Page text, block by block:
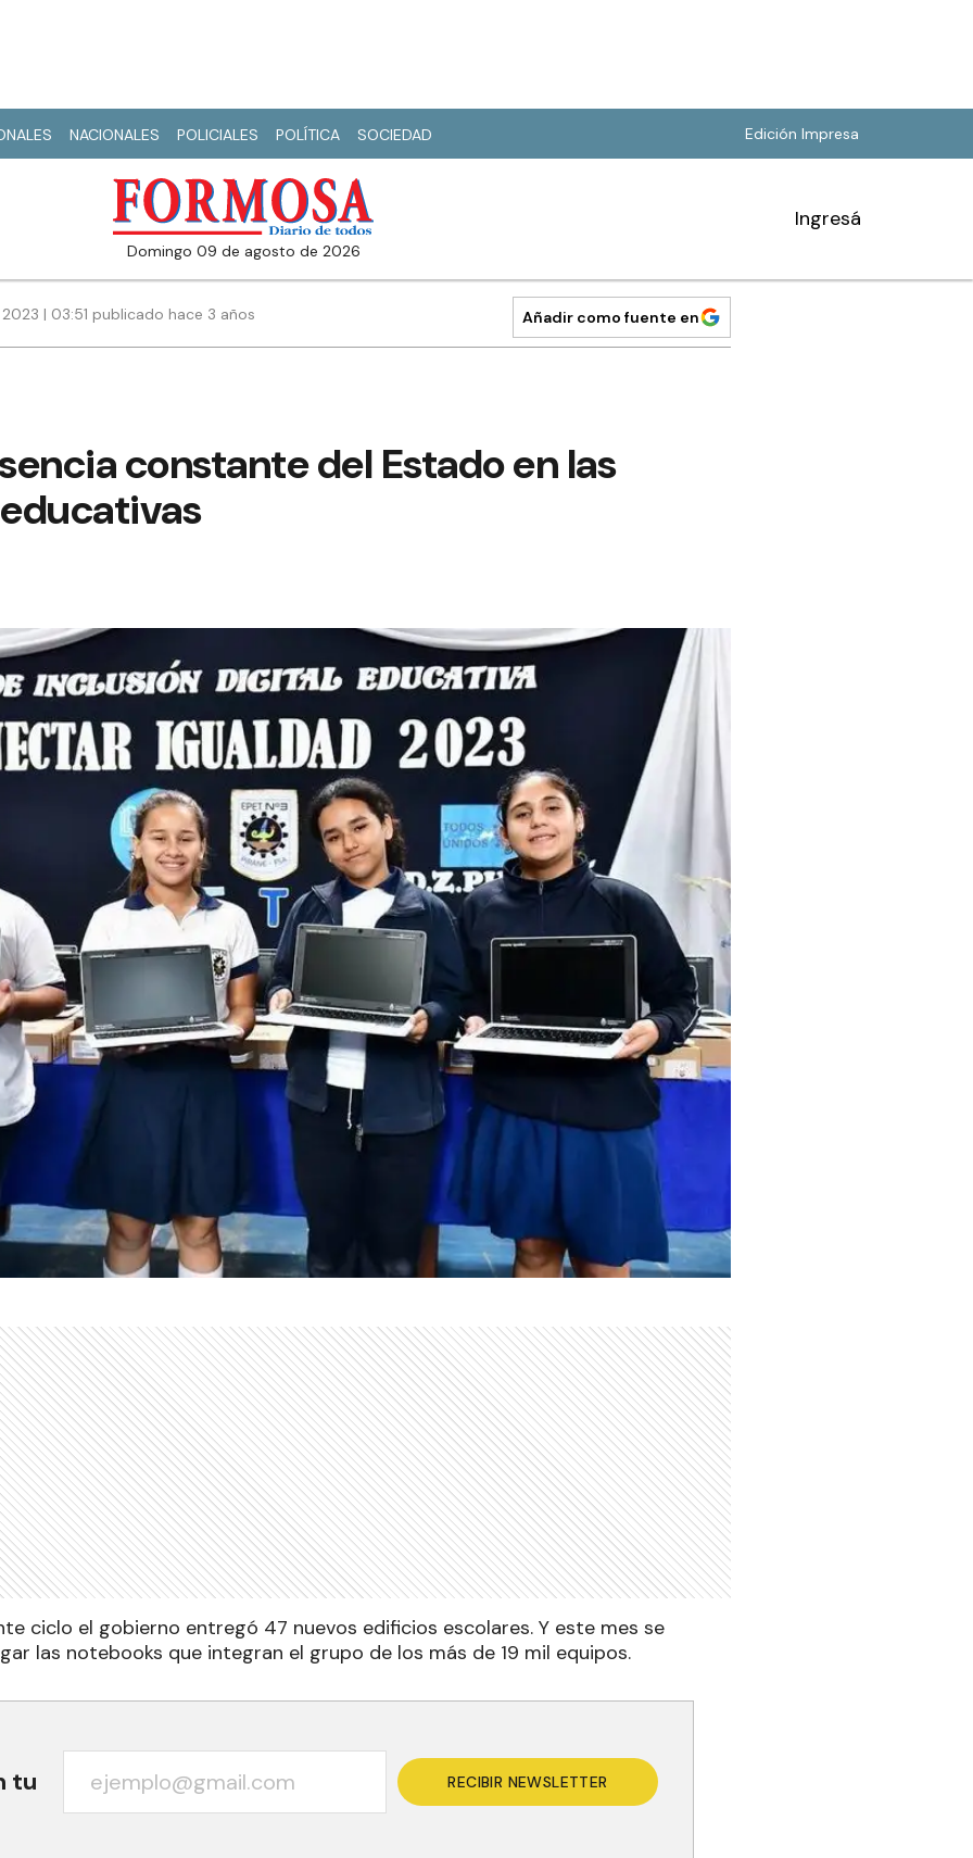
NACIONALES POLICIALES POLÍTICA SOCIEDAD Edición Impresa
domingo 09 de agosto de 2026
Ingresá
| 03:51 publicado hace 3 años Añadir como fuente en
constante del Estado en las
ciclo el gobierno entregó 47 nuevos edificios escolares. Y este mes se
las notebooks que integran el grupo de los más de 19 mil equipos.
tu RECIBIR NEWSLETTER